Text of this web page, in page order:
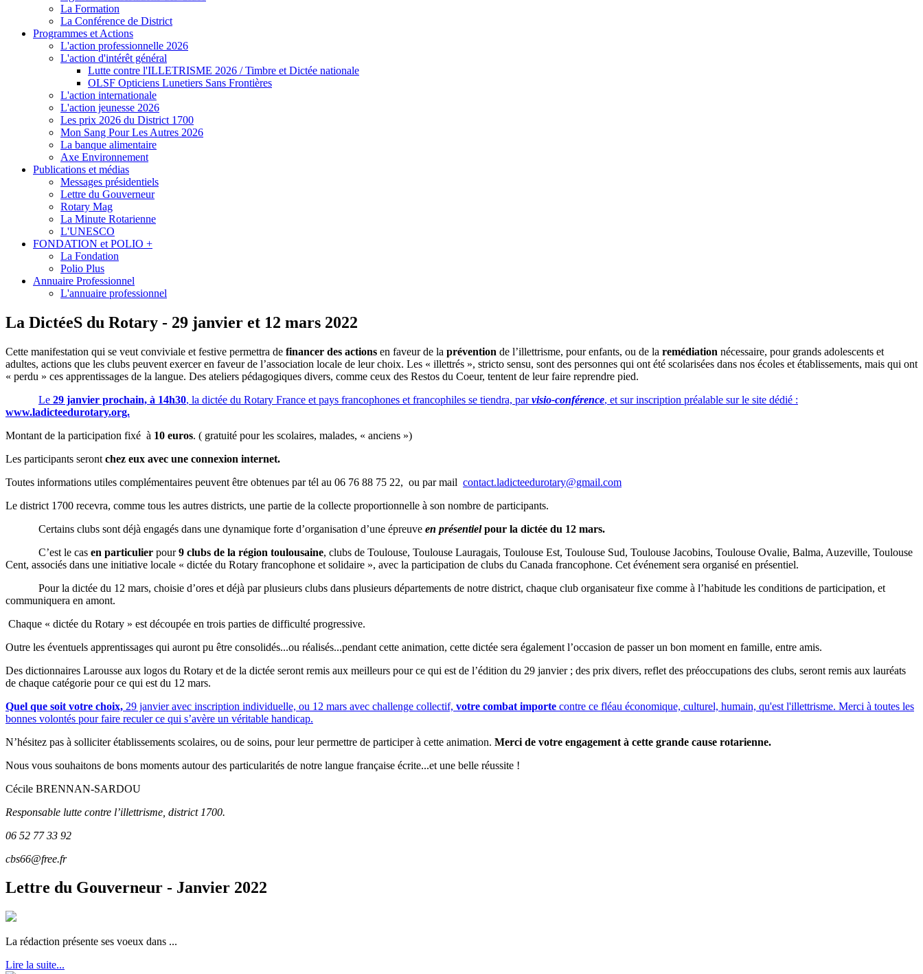
La Formation
La Conférence de District
Programmes et Actions
L'action professionnelle 2026
L'action d'intérêt général
Lutte contre l'ILLETRISME 2026 / Timbre et Dictée nationale
OLSF Opticiens Lunetiers Sans Frontières
L'action internationale
L'action jeunesse 2026
Les prix 2026 du District 1700
Mon Sang Pour Les Autres 2026
La banque alimentaire
Axe Environnement
Publications et médias
Messages présidentiels
Lettre du Gouverneur
Rotary Mag
La Minute Rotarienne
L'UNESCO
FONDATION et POLIO +
La Fondation
Polio Plus
Annuaire Professionnel
L'annuaire professionnel
La DictéeS du Rotary - 29 janvier et 12 mars 2022
Cette manifestation qui se veut conviviale et festive permettra de financer des actions en faveur de la prévention de l’illettrisme, pour enfants, ou de la remédiation nécessaire, pour grands adolescents et
adultes, actions que les clubs peuvent exercer en faveur de l’association locale de leur choix. Les « illettrés », stricto sensu, sont des personnes qui ont été scolarisées dans nos écoles et établissements, mais qui ont
« perdu » ces apprentissages de la langue. Des ateliers pédagogiques divers, comme ceux des Restos du Coeur, tentent de leur faire reprendre pied.
Le 29 janvier prochain, à 14h30, la dictée du Rotary France et pays francophones et francophiles se tiendra, parvisio-conférence, et sur inscription préalable sur le site dédié :
www.ladicteedurotary.org.
Montant de la participation fixé à 10 euros. ( gratuité pour les scolaires, malades, « anciens »)
Les participants seront chez eux avec une connexion internet.
Toutes informations utiles complémentaires peuvent être obtenues par tél au 06 76 88 75 22, ou par mail contact.ladicteedurotary@gmail.com
Le district 1700 recevra, comme tous les autres districts, une partie de la collecte proportionnelle à son nombre de participants.
Certains clubs sont déjà engagés dans une dynamique forte d’organisation d’une épreuve en présentielpour la dictée du 12 mars.
C’est le cas en particulier pour9 clubs de la région toulousaine, clubs de Toulouse, Toulouse Lauragais, Toulouse Est, Toulouse Sud, Toulouse Jacobins, Toulouse Ovalie, Balma, Auzeville, Toulouse
Cent, associés dans une initiative locale « dictée du Rotary francophone et solidaire », avec la participation de clubs du Canada francophone. Cet événement sera organisé en présentiel.
Pour la dictée du 12 mars, choisie d’ores et déjà par plusieurs clubs dans plusieurs départements de notre district, chaque club organisateur fixe comme à l’habitude les conditions de participation, et
communiquera en amont.
Chaque « dictée du Rotary » est découpée en trois parties de difficulté progressive.
Outre les éventuels apprentissages qui auront pu être consolidés...ou réalisés...pendant cette animation, cette dictée sera également l’occasion de passer un bon moment en famille, entre amis.
Des dictionnaires Larousse aux logos du Rotary et de la dictée seront remis aux meilleurs pour ce qui est de l’édition du 29 janvier ; des prix divers, reflet des préoccupations des clubs, seront remis aux lauréats
de chaque catégorie pour ce qui est du 12 mars.
Quel que soit votre choix, 29 janvier avec inscription individuelle, ou 12 mars avec challenge collectif, votre combat importe contre ce fléau économique, culturel, humain, qu'est l'illettrisme. Merci à toutes les
bonnes volontés pour faire reculer ce qui s’avère un véritable handicap.
N’hésitez pas à solliciter établissements scolaires, ou de soins, pour leur permettre de participer à cette animation. Merci de votre engagement à cette grande cause rotarienne.
Nous vous souhaitons de bons moments autour des particularités de notre langue française écrite...et une belle réussite !
Cécile BRENNAN-SARDOU
Responsable lutte contre l’illettrisme, district 1700.
06 52 77 33 92
cbs66@free.fr
Lettre du Gouverneur - Janvier 2022
La rédaction présente ses voeux dans ...
Lire la suite...